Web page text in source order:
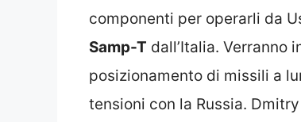
componenti per operarli da
Samp-T dall’Italia. Verranno
posizionamento di missili a
tensioni con la Russia.